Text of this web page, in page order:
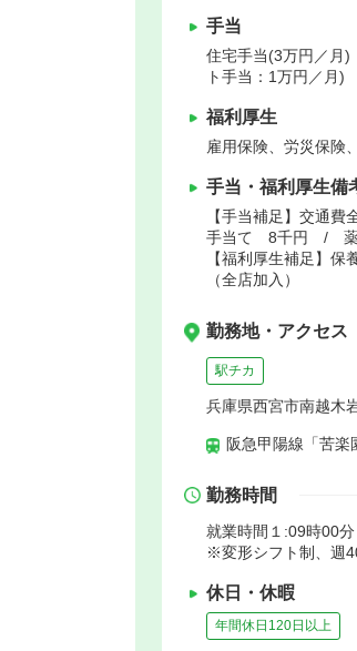
手当
住宅手当(3万円／月
ト手当：1万円／月)
福利厚生
雇用保険、労災保険
手当・福利厚生備
【手当補足】交
手当て 8千円 / 薬
【福利厚生補足】
（全店加入）
勤務地・アクセス
駅チカ
兵庫県西宮市南越木
阪急甲陽線「苦
勤務時間
就業時間１:09時00分
※変形シフト制、週
休日・休暇
年間休日120日以上